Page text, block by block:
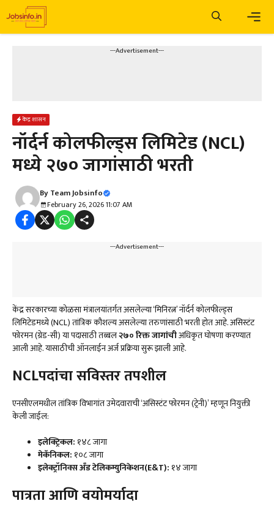
to
content
---Advertisement---
केंद्र शासन
नॉर्दर्न कोलफील्ड्स लिमिटेड (NCL)
मध्ये २७० जागांसाठी भरती
ByTeam Jobsinfo
February 26, 2026 11:07 AM
---Advertisement---
केंद्र सरकारच्या कोळसा मंत्रालयांतर्गत असलेल्या ‘मिनिरत्न’ नॉर्दर्न कोलफील्ड्स
लिमिटेडमध्ये (NCL) तांत्रिक कौशल्य असलेल्या तरुणांसाठी भरती होत आहे. असिस्टंट
फोरमन (ग्रेड-सी) या पदासाठी तब्बल२७०रिक्तजागांचीअधिकृत घोषणा करण्यात
आली आहे. यासाठीची ऑनलाईन अर्ज प्रक्रिया सुरू झाली आहे.
NCLपदांचा सविस्तर तपशील
एनसीएलमधील तांत्रिक विभागांत उमेदवाराची ‘असिस्टंट फोरमन (ट्रेनी)’ म्हणून नियुक्ती
केली जाईल:
इलेक्ट्रिकल: १४८ जागा
मेकॅनिकल: १०८ जागा
इलेक्ट्रॉनिक्स अँड टेलिकम्युनिकेशन(E&T): १४ जागा
पात्रता आणि वयोमर्यादा